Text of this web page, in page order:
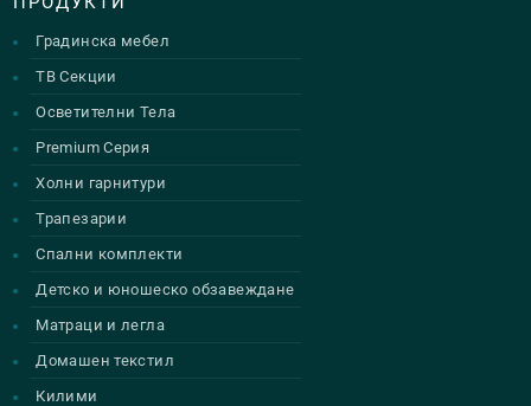
Градинска мебел
ТВ Секции
Осветителни Тела
Premium Серия
Холни гарнитури
Трапезарии
Спални комплекти
Детско и юношеско обзавеждане
Матраци и легла
Домашен текстил
Килими